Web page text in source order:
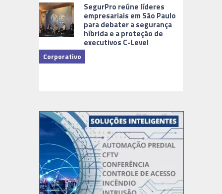
SegurPro reúne líderes
empresariais em São Paulo
para debater a segurança
híbrida e a proteção de
executivos C-Level
Corporativo